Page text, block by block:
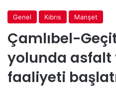
Genel Kıbrıs Manşet
Çamlıbel-
yolunda asfalt
faaliyeti